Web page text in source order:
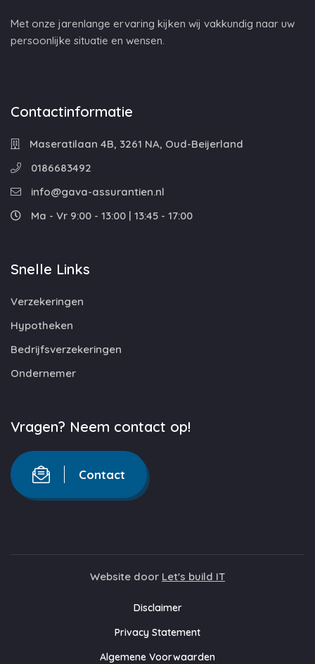
Met onze jarenlange ervaring kijken wij vakkundig naar uw
persoonlijke situatie en wensen.
Contactinformatie
Maseratilaan 4B, 3261 NA, Oud-Beijerland
0186683492
info@gava-assurantien.nl
Ma - Vr 9:00 - 13:00 | 13:45 - 17:00
Snelle Links
Verzekeringen
Hypotheken
Bedrijfsverzekeringen
Ondernemer
Vragen? Neem contact op!
Contact
Website door Let's build IT
Disclaimer
Privacy Statement
Algemene Voorwaarden